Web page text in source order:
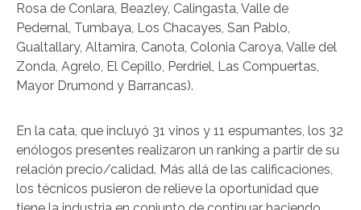
Rosa de Conlara, Beazley, Calingasta, Valle de
Pedernal, Tumbaya, Los Chacayes, San Pablo,
Gualtallary, Altamira, Canota, Colonia Caroya, Valle del
Zonda, Agrelo, El Cepillo, Perdriel, Las Compuertas,
Mayor Drumond y Barrancas).
En la cata, que incluyó 31 vinos y 11 espumantes, los 32
enólogos presentes realizaron un ranking a partir de su
relación precio/calidad. Más allá de las calificaciones,
los técnicos pusieron de relieve la oportunidad que